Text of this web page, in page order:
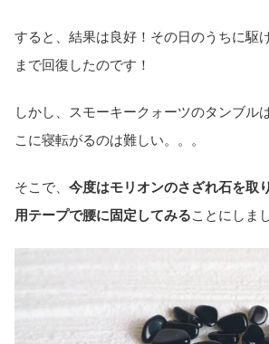
すると、結果は良好！その日のうちに駆
まで回復したのです！
しかし、スモーキークォーツのタンブル
こに寝転がるのは難しい。。。
そこで、 今度はモリオンのさざれ石を取
用テープで腰に固定してみることにしま